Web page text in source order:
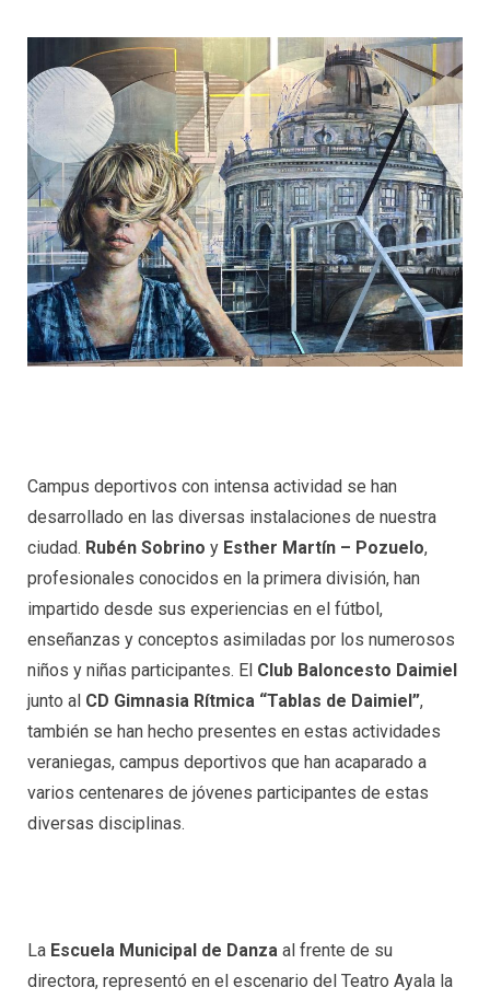
Campus deportivos con intensa actividad se han
desarrollado en las diversas instalaciones de nuestra
ciudad. Rubén Sobrino y Esther Martín – Pozuelo,
profesionales conocidos en la primera división, han
impartido desde sus experiencias en el fútbol,
enseñanzas y conceptos asimiladas por los numerosos
niños y niñas participantes. El Club Baloncesto Daimiel
junto al CD Gimnasia Rítmica “Tablas de Daimiel”,
también se han hecho presentes en estas actividades
veraniegas, campus deportivos que han acaparado a
varios centenares de jóvenes participantes de estas
diversas disciplinas.
La Escuela Municipal de Danza al frente de su
directora, representó en el escenario del Teatro Ayala la